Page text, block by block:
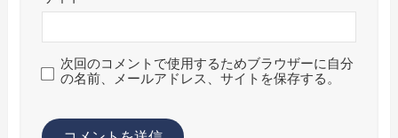
次回のコメントで使用するためブラウザーに自分
の名前、メールアドレス、サイトを保存する。